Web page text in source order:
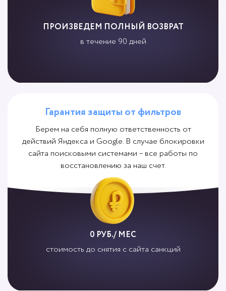
ПРОИЗВЕДЕМ ПОЛНЫЙ ВОЗВРАТ
в течение 90 дней
Гарантия защиты от фильтров
Берем на себя полную ответственность от
действий Яндекса и Google. В случае блокировки
сайта поисковыми системами – все работы по
восстановлению за наш счет.
0 РУБ./ МЕС
стоимость до снятия с сайта санкций